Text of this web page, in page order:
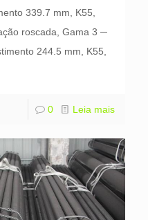
339.7 mm, K55,
roscada, Gama 3 ─
244.5 mm, K55,
0 Leia mais